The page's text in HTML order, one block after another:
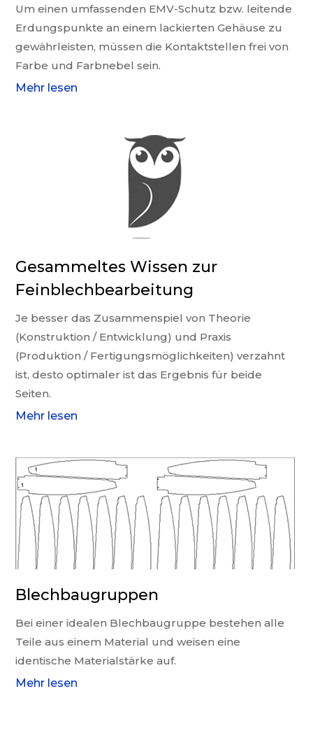
Um einen umfassenden EMV-Schutz bzw. leitende
Erdungspunkte an einem lackierten Gehäuse zu
gewährleisten, müssen die Kontaktstellen frei von
Farbe und Farbnebel sein.
Mehr lesen
Gesammeltes Wissen zur
Feinblechbearbeitung
Je besser das Zusammenspiel von Theorie
(Konstruktion / Entwicklung) und Praxis
(Produktion / Fertigungsmöglichkeiten) verzahnt
ist, desto optimaler ist das Ergebnis für beide
Seiten.
Mehr lesen
Blechbaugruppen
Bei einer idealen Blechbaugruppe bestehen alle
Teile aus einem Material und weisen eine
identische Materialstärke auf.
Mehr lesen